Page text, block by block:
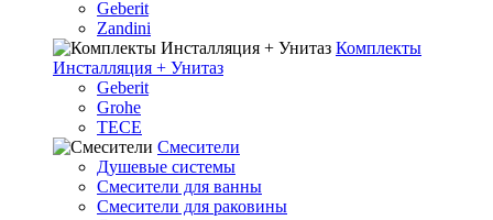
Geberit
Zandini
Комплекты
Инсталляция + Унитаз
Geberit
Grohe
TECE
Смесители
Душевые системы
Смесители для ванны
Смесители для раковины